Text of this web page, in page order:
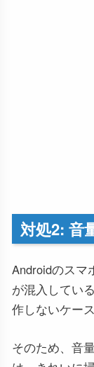
対処2: 音
Androidのスマ
が混入してい
作しないケー
そのため、音